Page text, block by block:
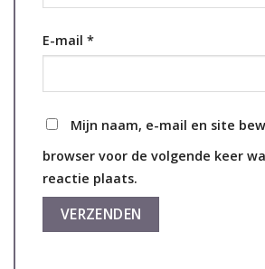
E-mail *
Mijn naam, e-mail en site
browser voor de volgende keer
reactie plaats.